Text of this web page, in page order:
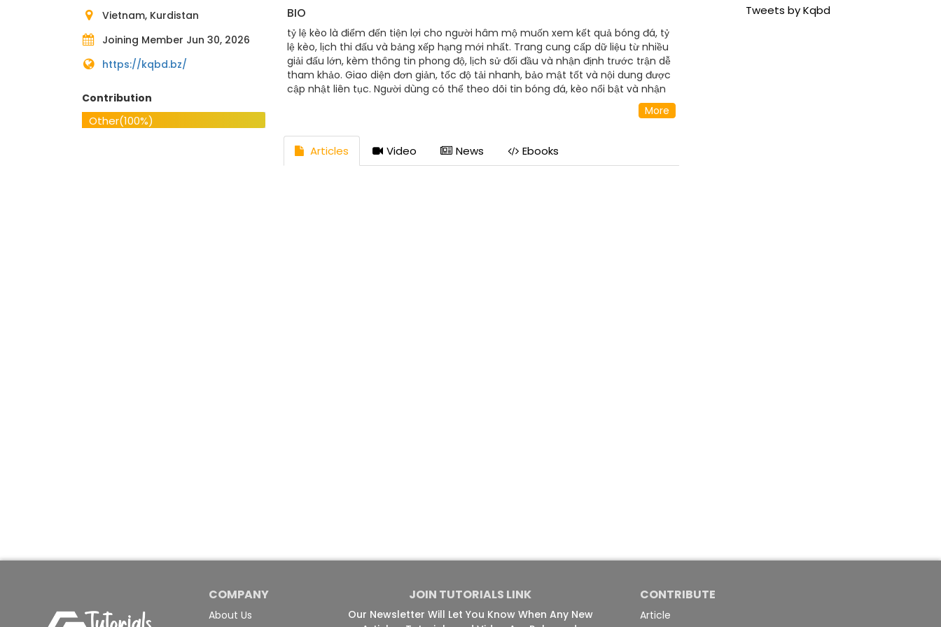
Vietnam, Kurdistan
Joining Member Jun 30, 2026
https://kqbd.bz/
Contribution
Other(100%)
BIO
tỷ lệ kèo là điểm đến tiện lợi cho người hâm mộ muốn xem kết quả bóng đá, tỷ
lệ kèo, lịch thi đấu và bảng xếp hạng mới nhất. Trang cung cấp dữ liệu từ nhiều
giải đấu lớn, kèm thông tin phong độ, lịch sử đối đầu và nhận định trước trận dễ
tham khảo. Giao diện đơn giản, tốc độ tải nhanh, bảo mật tốt và nội dung được
cập nhật liên tục. Người dùng có thể theo dõi tin bóng đá, kèo nổi bật và nhận
hỗ trợ khi cần. Thông Tin Liên Hệ Thương hiệu: KQBD Website: https://kqbd.bz/
Email: support@kqbd.bz Hotline: 0937 480 216 Địa chỉ: 24 Âu Cơ, Tân Sơn Nhì, Hồ
#tylekeo #keobongda #soikeo #nhandinhbongda
More
Articles Video News Ebooks
Tweets by Kqbd
COMPANY
About Us
JOIN TUTORIALS LINK
Our Newsletter Will Let You Know When Any New
CONTRIBUTE
Article